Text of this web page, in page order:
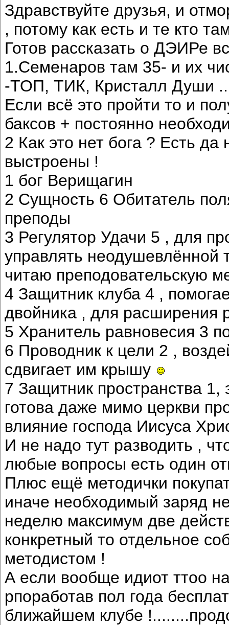
Здравствуйте друзья, и
, потому как есть и те кто
Готов рассказать о ДЭИРе
1.Семенаров там 35- и их
-ТОП, ТИК, Кристалл Души
Если всё это пройти то и
баксов + постоянно
2 Как это нет бога ? Есть
выстроены !
1 бог Верищагин
2 Сущность 6 Обитатель
преподы
3 Регулятор Удачи 5 , для
управлять неодушевлённой
читаю преподовательскую
4 Защитник клуба 4 ,
двойника , для расширения
5 Хранитель равновесия 3
6 Проводник к цели 2 ,
сдвигает им крышу
7 Защитник пространства
готова даже мимо церкви
влияние господа Иисуса
И не надо тут разводить ,
любые вопросы есть один
Плюс ещё методички
иначе необходимый заряд
неделю максимум две
конкретный то отдельное
методистом !
А если вообще идиот ттоо
рпоработав пол года
ближайшем клубе